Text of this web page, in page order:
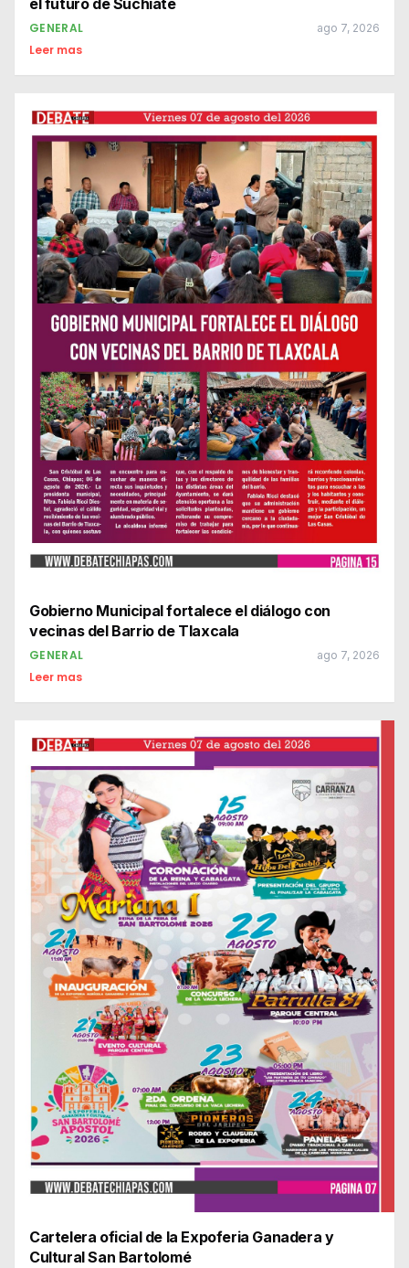
el futuro de Suchiate
GENERAL ago 7, 2026
Leer mas
Gobierno Municipal fortalece el diálogo con
vecinas del Barrio de Tlaxcala
GENERAL ago 7, 2026
Leer mas
Cartelera oficial de la Expoferia Ganadera y
Cultural San Bartolomé